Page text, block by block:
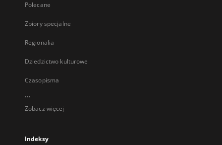
Polecane
Zbiory specjalne
Regionalia
Dziedzictwo kulturowe
Czasopisma
...
Zobacz więcej
Indeksy